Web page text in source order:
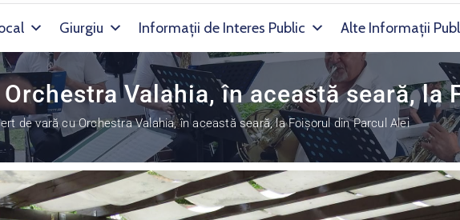
Giurgiu Informații de Interes Public Alte Informații
Valahia, în această seară, la
de vară cu Orchestra Valahia, în această seară, la Foișorul din Parcul Alei